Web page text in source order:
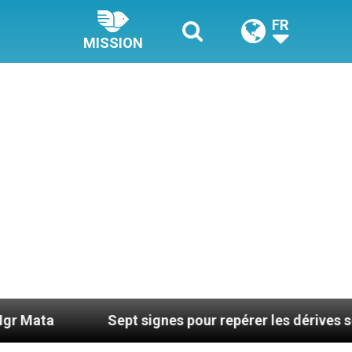
MISSION
FR
Sept signes pour repérer les dérives sectaires du